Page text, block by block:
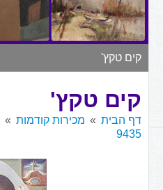
קים טקץ'
קים טקץ'
דף הבית מכירות קודמות
9435